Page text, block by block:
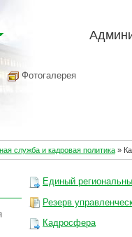
Фотогалерея
служба и кадровая политика »
Единый
Резерв
Кадросфера